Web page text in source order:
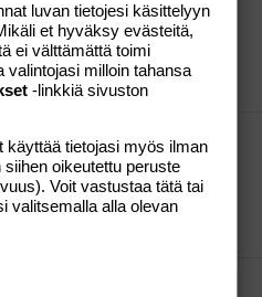
siinä kun ari voitti....
=) :flower:
02.05.2007 Viestiä: 4
Osio:
innoittamana sitä
oikein hyvää. Fresita taisi olla
=)
luvan tietojesi käsittelyyn
et hyväksy evästeitä,
ei välttämättä toimi
valintojasi milloin tahansa
-linkkiä sivuston
käyttää tietojasi myös ilman
oikeutettu peruste
Voit vastustaa tätä tai
valitsemalla alla olevan